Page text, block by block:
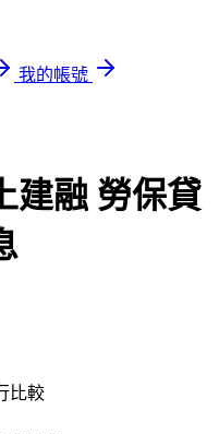
我的帳號
建融 勞保貸
比較